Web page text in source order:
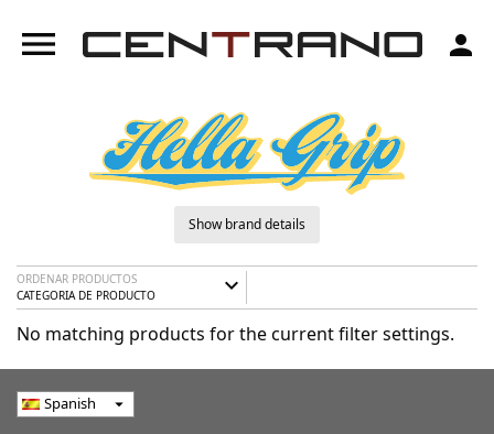
menu person
Show brand details
ORDENAR PRODUCTOS
CATEGORIA DE PRODUCTO
expand_more
No matching products for the current filter settings.
Spanish arrow_drop_down